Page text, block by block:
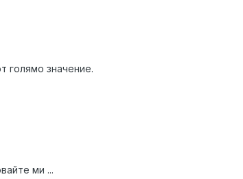
голямо значение.
ми ...